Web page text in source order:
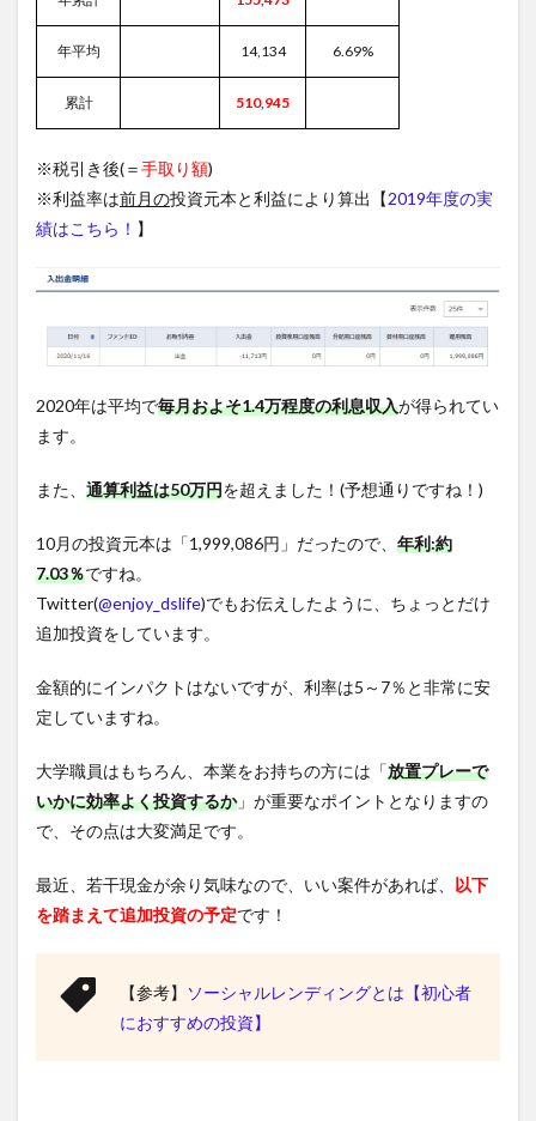
年平均 14,134 6.69%
累計 510,945
※税引き後(＝手取り額)
※利益率は前月の投資元本と利益により算出【2019年度の実
績はこちら！ 】
2020年は平均で毎月およそ1.4万程度の利息収入が得られてい
ます。
また、 通算利益は50万円を超えました！(予想通りですね！)
10月の投資元本は「1,999,086円」だったので、 年利:約
7.03％ですね。
Twitter(@enjoy_dslife)でもお伝えしたように、ちょっとだけ
追加投資をしています。
金額的にインパクトはないですが、利率は5～7％と非常に安
定していますね。
大学職員はもちろん、本業をお持ちの方には「放置プレーで
いかに効率よく投資するか」が重要なポイントとなりますの
で、その点は大変満足です。
最近、若干現金が余り気味なので、いい案件があれば、 以下
を踏まえて追加投資の予定です！
【参考】
ソーシャルレンディングとは【初心者
におすすめの投資】